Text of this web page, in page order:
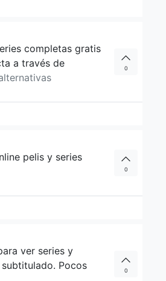
completas gratis
a través de
0
pelis y series
0
ver series y
Pocos
0